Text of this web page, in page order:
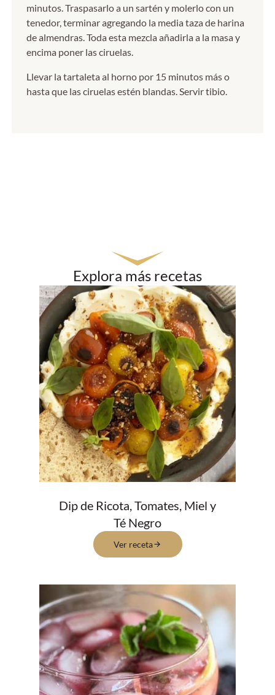
minutos. Traspasarlo a un sartén y molerlo con un
tenedor, terminar agregando la media taza de harina
de almendras. Toda esta mezcla añadirla a la masa y
encima poner las ciruelas.
Llevar la tartaleta al horno por 15 minutos más o
hasta que las ciruelas estén blandas. Servir tibio.
Explora más recetas
Dip de Ricota, Tomates, Miel y
Té Negro
Ver receta